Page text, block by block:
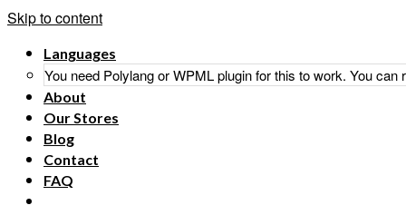
Skip to content
Languages
You need Polylang or WPML plugin for this to work. You
About
Our Stores
Blog
Contact
FAQ